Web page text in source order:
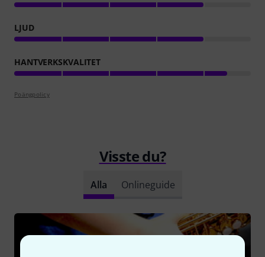
LJUD
HANTVERKSKVALITET
Poängpolicy
Visste du?
Alla Onlineguide